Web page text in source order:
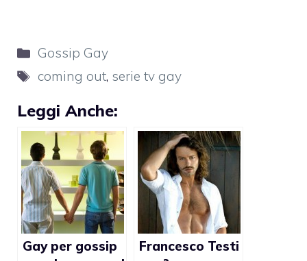
Categorie
Gossip Gay
Tag
coming out, serie tv gay
Leggi Anche:
Gay per gossip
Francesco Testi